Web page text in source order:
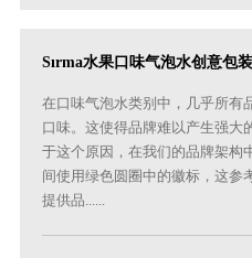
Sırma水果口味气泡水创意包
在口味气泡水类别中，几乎所有
口味。这使得品牌难以产生强大
于这个原因，在我们的品牌架构
间使用绿色圆圈中的徽标，这参
提供品......